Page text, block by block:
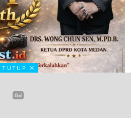
TUTUP